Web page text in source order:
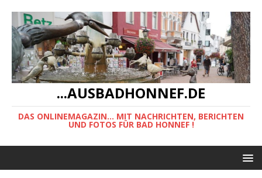
...AUSBADHONNEF.DE
DAS ONLINEMAGAZIN... MIT NACHRICHTEN, BERICHTEN
UND FOTOS FÜR BAD HONNEF !